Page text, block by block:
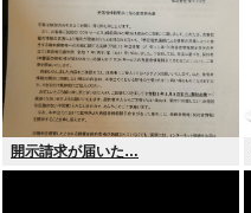
開示請求が届いた…